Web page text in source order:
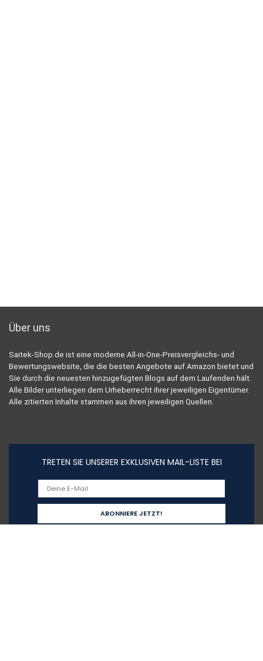
Über uns
Saitek-Shop.de ist eine moderne All-in-One-Preisvergleichs- und
Bewertungswebsite, die die besten Angebote auf Amazon bietet und
Sie durch die neuesten hinzugefügten Blogs auf dem Laufenden hält.
Alle Bilder unterliegen dem Urheberrecht ihrer jeweiligen Eigentümer.
Alle zitierten Inhalte stammen aus ihren jeweiligen Quellen.
TRETEN SIE UNSERER EXKLUSIVEN MAIL-LISTE BEI